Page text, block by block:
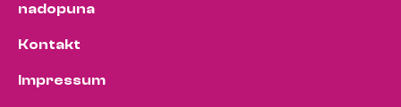
nadopuna
Kontakt
Impressum